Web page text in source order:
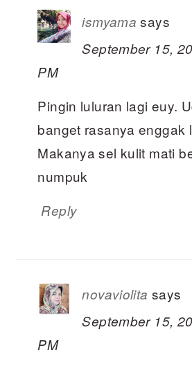
ismyama says
September 15,
PM
Pingin luluran lagi euy.
banget rasanya enggak
Makanya sel kulit mati
numpuk
Reply
novaviolita says
September 15,
PM